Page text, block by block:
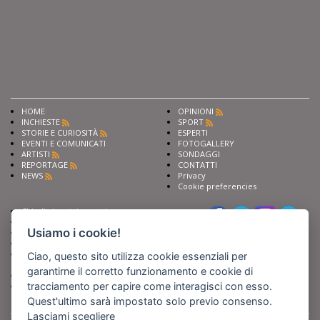
HOME
INCHIESTE
STORIE E CURIOSITÀ
EVENTI E COMUNICATI
ARTISTI
REPORTAGE
NEWS
OPINIONI
SPORT
ESPERTI
FOTOGALLERY
SONDAGGI
CONTATTI
Privacy
Cookie preferencies
Chiedi ai nostri esperti
Fai pubblicità con noi
Iscriviti al nostro corso di
giornalismo
Compra i nostri libri
Entra in Barinedita Map
Usiamo i cookie!
Ciao, questo sito utilizza cookie essenziali per
garantirne il corretto funzionamento e cookie di
tracciamento per capire come interagisci con esso.
Quest'ultimo sarà impostato solo previo consenso.
Lasciami scegliere